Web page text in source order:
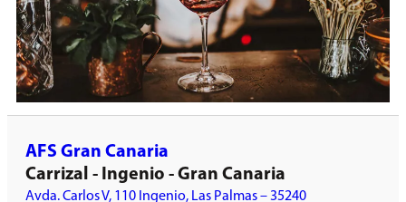
AFS Gran Canaria
Carrizal - Ingenio - Gran Canaria
Avda. Carlos V, 110 Ingenio, Las Palmas – 35240